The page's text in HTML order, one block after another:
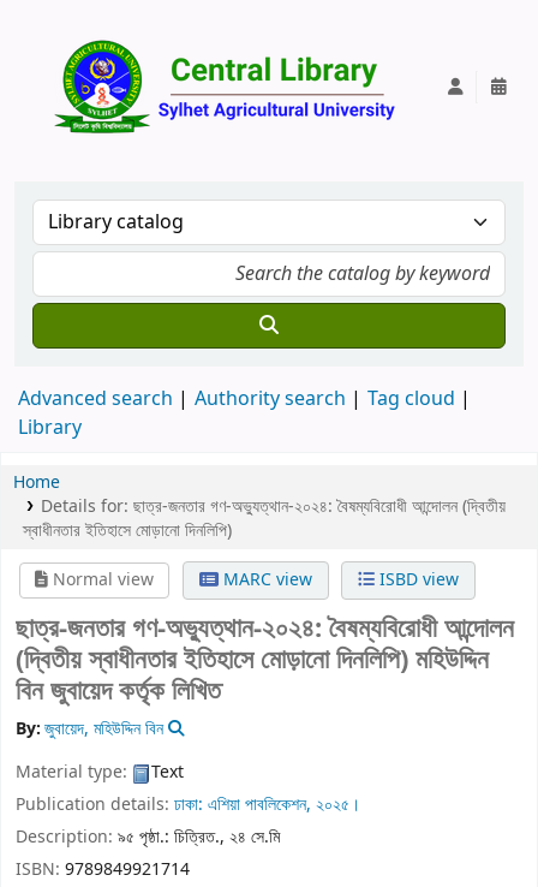
Advanced search Authority search
Tag cloud
Library
Home
Details for: ছাত্র-জনতার গণ-অভ্যুত্থান-২০২৪: বৈষম্যবিরোধী আন্দোলন (দ্বিতীয়
স্বাধীনতার ইতিহাসে মোড়ানো দিনলিপি)
Normal view
MARC view ISBD view
ছাত্র-জনতার গণ-অভ্যুত্থান-২০২৪: বৈষম্যবিরোধী আন্দোলন
(দ্বিতীয় স্বাধীনতার ইতিহাসে মোড়ানো দিনলিপি)মহিউদ্দিন
বিন জুবায়েদ কর্তৃক লিখিত
By:জুবায়েদ, মহিউদ্দিন বিন
Material type:
Text
Publication details: ঢাকা: এশিয়া পাবলিকেশন, ২০২৫।
Description: ৯৫ পৃষ্ঠা.: চিত্রিত., ২৪ সে.মি
ISBN: 9789849921714